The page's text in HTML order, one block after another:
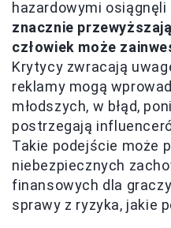
hazardowymi osiągnęli
znacznie
człowiek może
Krytycy zwracają
reklamy mogą
młodszych, w błąd,
postrzegają
Takie podejście może
niebezpiecznych
finansowych dla
sprawy z ryzyka, jakie